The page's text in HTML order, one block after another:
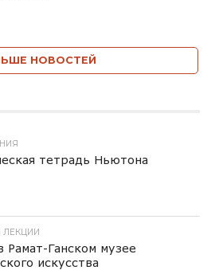
НОВОСТЕЙ
тетрадь Ньютона
ЛЕКЦИИ
Рамат-Ганском музее
искусства